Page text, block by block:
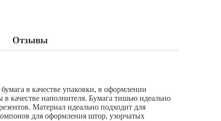
Отзывы
в качестве упаковки, в оформлении
качестве наполнителя. Бумага тишью идеально
Материал идеально подходит для
для оформления штор, узорчатых